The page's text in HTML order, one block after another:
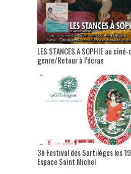
LES STANCES A SOPHIE au
genre/Retour à l’écran
3è Festival des Sortilèges les
Espace Saint Michel